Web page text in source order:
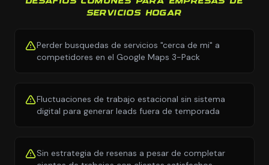
SERVICIOS HOGAR
Perder busquedas de servicios "cerca de mi" a
competidores en el Google Maps 3-Pack
Fluctuaciones de trabajo estacional sin sistema
digital para generar leads fuera de temporada
Sin estrategia de resenas a pesar de completar